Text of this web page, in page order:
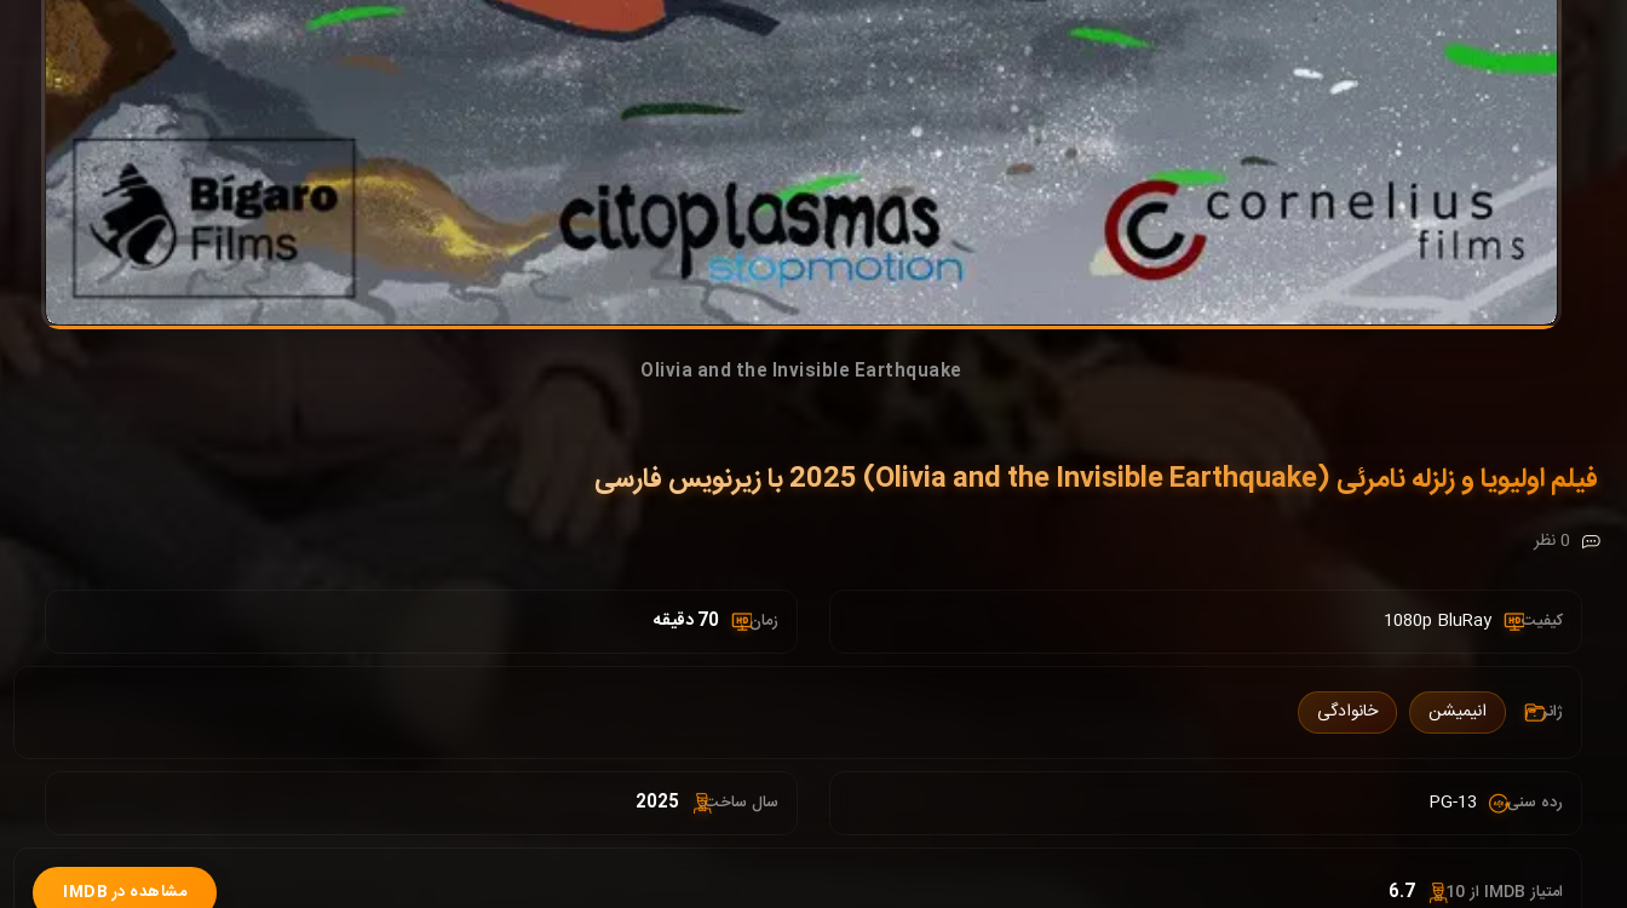
Olivia and the Invisible Earthquake
فیلم اولیویا و زلزله نامرئی (Olivia and the Invisible Earthquake) 2025 با زیرنویس فارسی
0 نظر
کیفیت : 1080p BluRay زمان : 70 دقیقه
ژانر : انیمیشن خانوادگی
رده سنی : PG-13 سال ساخت: 2025
امتیاز IMDB از 10 : 6.7 مشاهده در IMDB